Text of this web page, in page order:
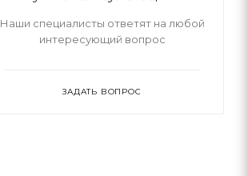
Наши специалисты ответят на любой
интересующий вопрос
ЗАДАТЬ ВОПРОС